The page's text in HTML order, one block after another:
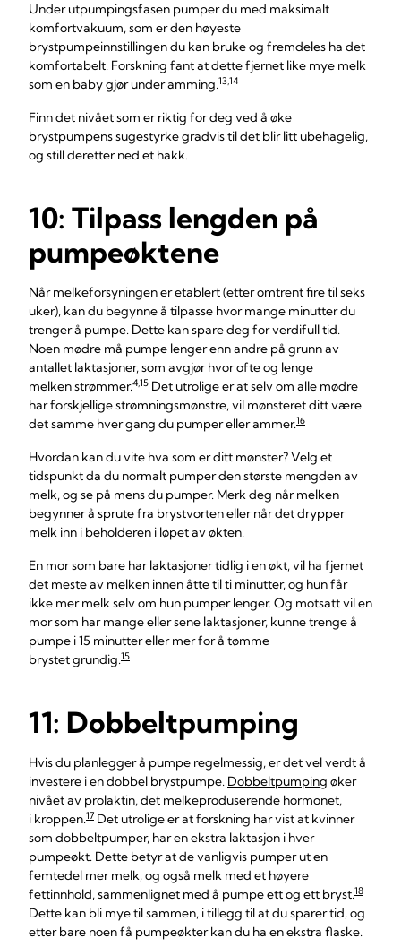
Under utpumpingsfasen pumper du med maksimalt
komfortvakuum, som er den høyeste
brystpumpeinnstillingen du kan bruke og fremdeles ha det
komfortabelt. Forskning fant at dette fjernet like mye melk
som en baby gjør under amming.13,14
Finn det nivået som er riktig for deg ved å øke
brystpumpens sugestyrke gradvis til det blir litt ubehagelig,
og still deretter ned et hakk.
10: Tilpass lengden på
pumpeøktene
Når melkeforsyningen er etablert (etter omtrent fire til seks
uker), kan du begynne å tilpasse hvor mange minutter du
trenger å pumpe. Dette kan spare deg for verdifull tid.
Noen mødre må pumpe lenger enn andre på grunn av
antallet laktasjoner, som avgjør hvor ofte og lenge
melken strømmer.4,15 Det utrolige er at selv om alle mødre
har forskjellige strømningsmønstre, vil mønsteret ditt være
det samme hver gang du pumper eller ammer.16
Hvordan kan du vite hva som er ditt mønster? Velg et
tidspunkt da du normalt pumper den største mengden av
melk, og se på mens du pumper. Merk deg når melken
begynner å sprute fra brystvorten eller når det drypper
melk inn i beholderen i løpet av økten.
En mor som bare har laktasjoner tidlig i en økt, vil ha fjernet
det meste av melken innen åtte til ti minutter, og hun får
ikke mer melk selv om hun pumper lenger. Og motsatt vil en
mor som har mange eller sene laktasjoner, kunne trenge å
pumpe i 15 minutter eller mer for å tømme
brystet grundig.15
11: Dobbeltpumping
Hvis du planlegger å pumpe regelmessig, er det vel verdt å
investere i en dobbel brystpumpe. Dobbeltpumping øker
nivået av prolaktin, det melkeproduserende hormonet,
i kroppen.17 Det utrolige er at forskning har vist at kvinner
som dobbeltpumper, har en ekstra laktasjon i hver
pumpeøkt. Dette betyr at de vanligvis pumper ut en
femtedel mer melk, og også melk med et høyere
fettinnhold, sammenlignet med å pumpe ett og ett bryst.18
Dette kan bli mye til sammen, i tillegg til at du sparer tid, og
etter bare noen få pumpeøkter kan du ha en ekstra flaske.